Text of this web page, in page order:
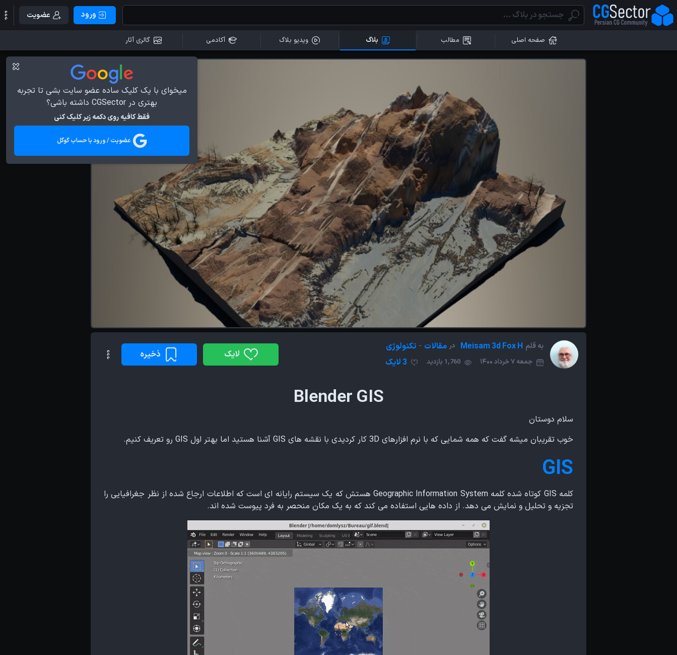
ورود عضویت
صفحه اصلی مطالب بلاگ ویدیو بلاگ آکادمی گالری آثار
میخوای با یک کلیک ساده عضو سایت بشی تا تجربه
بهتری در CGSector داشته باشی؟
فقط کافیه روی دکمه زیر کلیک کنی
عضویت / ورود با حساب گوگل
به قلم Meisam 3d Fox H در مقالات - تکنولوژی
جمعه 7 خرداد 1400 1,760 بازدید 3 لایک
لایک ذخیره
Blender GIS
سلام دوستان
خوب تقریبان میشه گفت که همه شمایی که با نرم افزارهای 3D کار کردیدی با نقشه های GIS آشنا هستید اما بهتر اول GIS رو تعریف کنیم.
GIS
کلمه GIS کوتاه شده کلمه Geographic Information System هستش که
یک سیستم رایانه ای است که اطلاعات ارجاع شده از نظر جغرافیایی را
تجزیه و تحلیل و نمایش می دهد. از داده هایی استفاده می کند که به یک مکان منحصر به فرد پیوست شده اند.